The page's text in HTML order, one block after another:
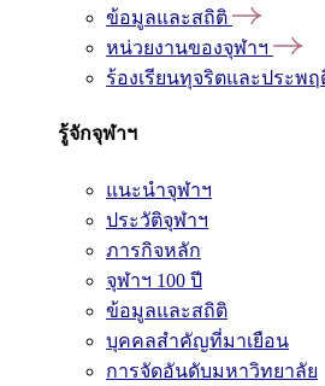
ข้อมูลและสถิติ
หน่วยงานของจุฬาฯ
ร้องเรียนทุจริตและประพ
รู้จักจุฬาฯ
แนะนำจุฬาฯ
ประวัติจุฬาฯ
ภารกิจหลัก
จุฬาฯ 100 ปี
ข้อมูลและสถิติ
บุคคลสำคัญที่มาเยือน
การจัดอันดับมหาวิทยาลัย